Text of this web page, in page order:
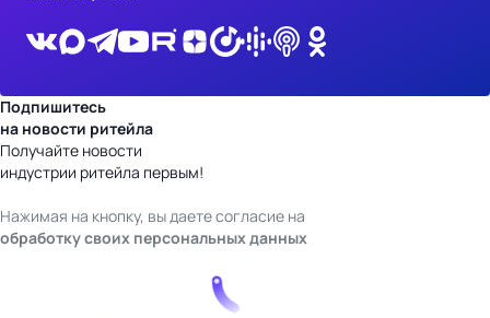
Подпишитесь
на новости ритейла
Получайте новости
индустрии ритейла первым!
Нажимая на кнопку, вы даете согласие на
обработку своих персональных данных